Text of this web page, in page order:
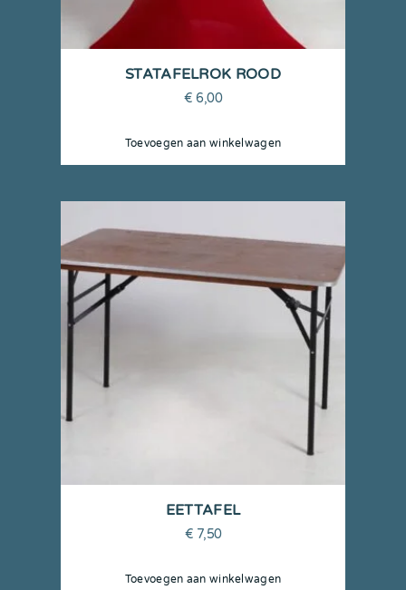
STATAFELROK ROOD
€ 6,00
Toevoegen aan winkelwagen
EETTAFEL
€ 7,50
Toevoegen aan winkelwagen